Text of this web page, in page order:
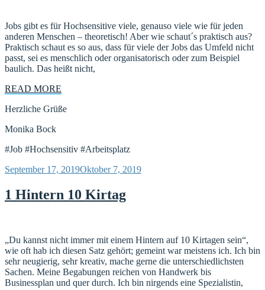
Jobs gibt es für Hochsensitive viele, genauso viele wie für jeden
anderen Menschen – theoretisch! Aber wie schaut´s praktisch aus?
Praktisch schaut es so aus, dass für viele der Jobs das Umfeld nicht
passt, sei es menschlich oder organisatorisch oder zum Beispiel
baulich. Das heißt nicht,
READ MORE
Herzliche Grüße
Monika Bock
#Job #Hochsensitiv #Arbeitsplatz
Veröffentlicht
September 17, 2019Oktober 7, 2019
1 Hintern 10 Kirtag
„Du kannst nicht immer mit einem Hintern auf 10 Kirtagen sein“,
wie oft hab ich diesen Satz gehört; gemeint war meistens ich. Ich bin
sehr neugierig, sehr kreativ, mache gerne die unterschiedlichsten
Sachen. Meine Begabungen reichen von Handwerk bis
Businessplan und quer durch. Ich bin nirgends eine Spezialistin,